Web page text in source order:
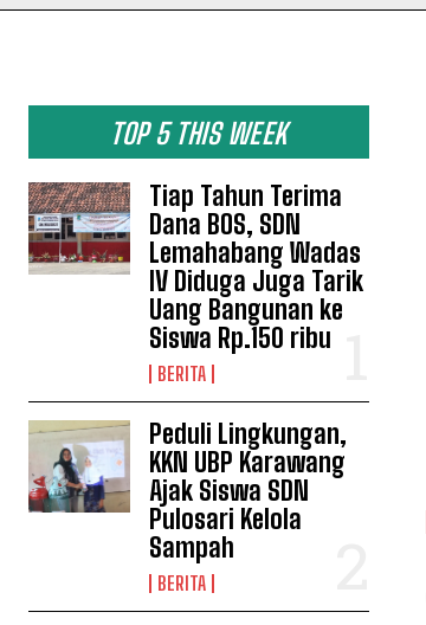
TOP 5 THIS WEEK
Tiap Tahun Terima
Dana BOS, SDN
Lemahabang Wadas
IV Diduga Juga Tarik
Uang Bangunan ke
Siswa Rp.150 ribu
BERITA
Peduli Lingkungan,
KKN UBP Karawang
Ajak Siswa SDN
Pulosari Kelola
Sampah
BERITA